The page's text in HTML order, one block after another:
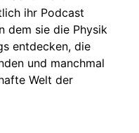
ihr Podcast
dem sie die Physik
entdecken, die
und manchmal
Welt der